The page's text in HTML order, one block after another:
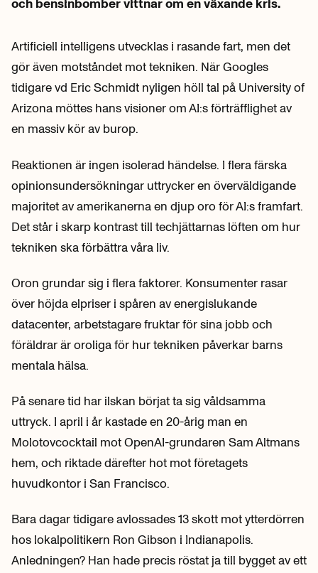
och bensinbomber vittnar om en växande kris.
Artificiell intelligens utvecklas i rasande fart, men det
gör även motståndet mot tekniken. När Googles
tidigare vd Eric Schmidt nyligen höll tal på University of
Arizona möttes hans visioner om AI:s förträfflighet av
en massiv kör av burop.
Reaktionen är ingen isolerad händelse. I flera färska
opinionsundersökningar uttrycker en överväldigande
majoritet av amerikanerna en djup oro för AI:s framfart.
Det står i skarp kontrast till techjättarnas löften om hur
tekniken ska förbättra våra liv.
Oron grundar sig i flera faktorer. Konsumenter rasar
över höjda elpriser i spåren av energislukande
datacenter, arbetstagare fruktar för sina jobb och
föräldrar är oroliga för hur tekniken påverkar barns
mentala hälsa.
På senare tid har ilskan börjat ta sig våldsamma
uttryck. I april i år kastade en 20-årig man en
Molotovcocktail mot OpenAI-grundaren Sam Altmans
hem, och riktade därefter hot mot företagets
huvudkontor i San Francisco.
Bara dagar tidigare avlossades 13 skott mot ytterdörren
hos lokalpolitikern Ron Gibson i Indianapolis.
Anledningen? Han hade precis röstat ja till bygget av ett